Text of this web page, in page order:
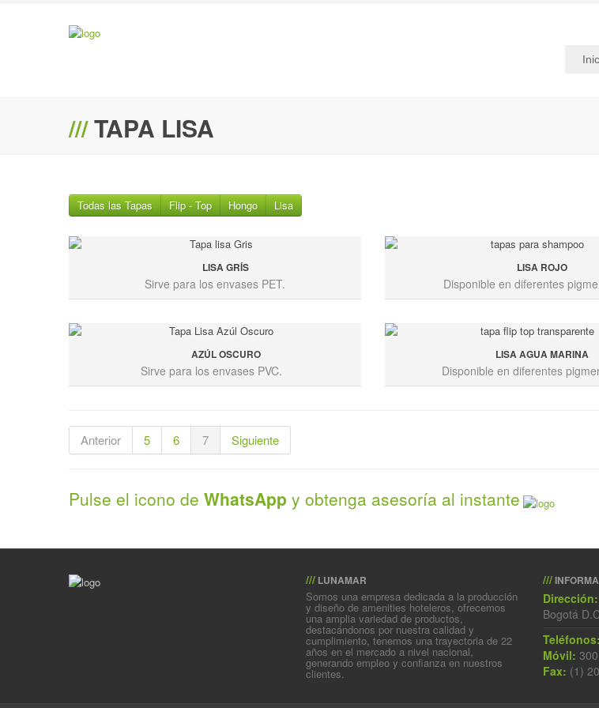
///TAPA LISA
Todas las Tapas Flip - Top Hongo Lisa
LISA GRÍS
Sirve para los envases PET.
LISA ROJO
Disponible en diferentes
AZÚL OSCURO
Sirve para los envases PVC.
LISA AGUA MARINA
Disponible en diferentes
Anterior 5 6 7 Siguiente
Pulse el icono de WhatsApp y obtenga asesoría al instante
/// LUNAMAR
Somos una empresa dedicada a la producción
y diseño de amenities hoteleros, ofrecemos
una amplia variedad de productos,
destacándonos por nuestra calidad y
cumplimiento, tenemos una trayectoria de 22
años en el mercado a nivel nacional,
generando empleo y confianza en nuestros
clientes.
///
Dirección:
Bogotá
Teléfonos:
Móvil:
Fax: (1)